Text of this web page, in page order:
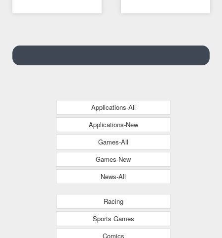
« ligne de défense
gaming
Applications-All
Applications-New
Games-All
Games-New
News-All
Racing
Sports Games
Comics